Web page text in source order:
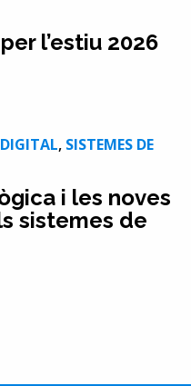
l’estiu 2026
, SISTEMES DE
i les noves
sistemes de